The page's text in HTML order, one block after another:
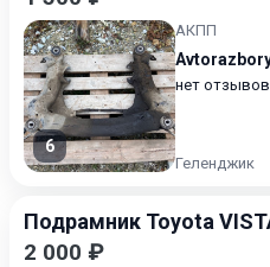
6
АКПП
нет отзывов
Геленджик
Подрамник Toyota
2 000 ₽